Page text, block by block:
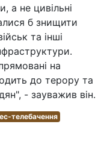
а не цивільні
б знищити
та інші
на
до терору та
- зауважив він.
телебачення